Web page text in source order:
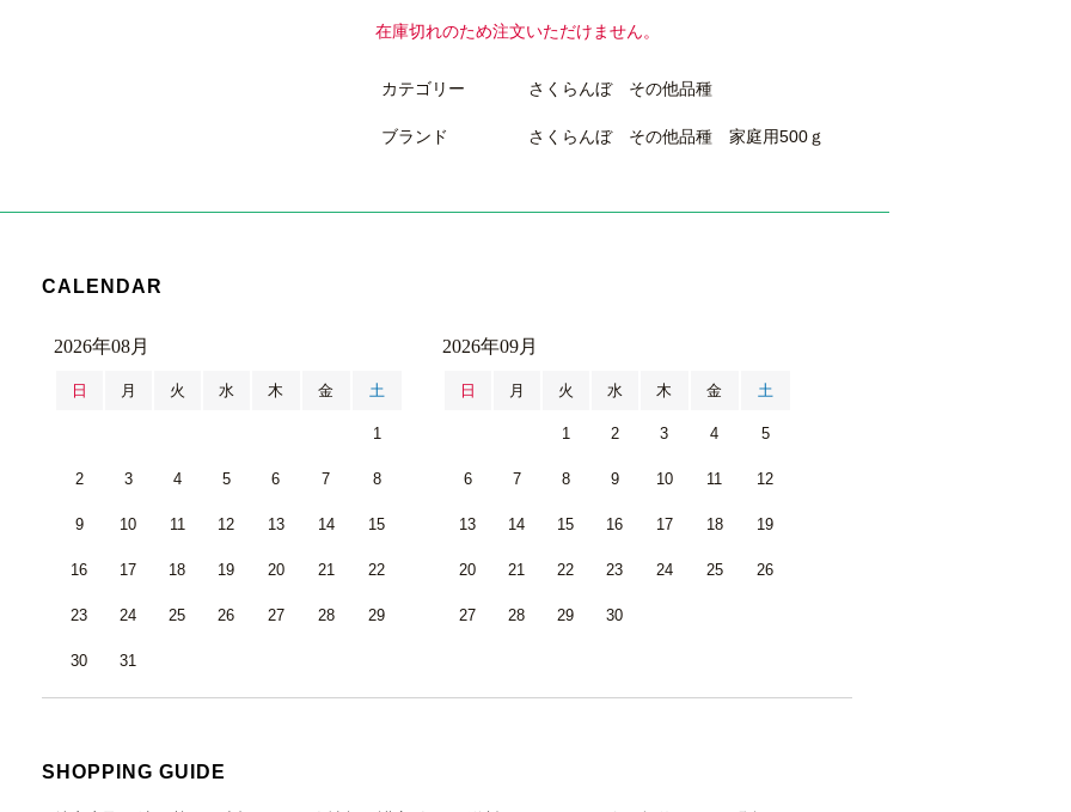
在庫切れのため注文いただけません。
カテゴリー さくらんぼ その他品種
ブランド さくらんぼ その他品種 家庭用500ｇ
CALENDAR
2026年08月
日 月 火 水 木 金 土
1
2 3 4 5 6 7 8
9 10 11 12 13 14 15
16 17 18 19 20 21 22
23 24 25 26 27 28 29
30 31
2026年09月
日 月 火 水 木 金 土
1 2 3 4 5
6 7 8 9 10 11 12
13 14 15 16 17 18 19
20 21 22 23 24 25 26
27 28 29 30
SHOPPING GUIDE